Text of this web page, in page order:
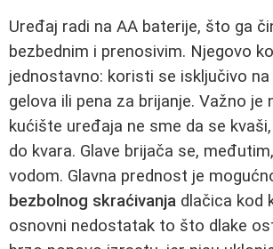
Uređaj radi na AA baterije, što ga
bezbednim i prenosivim. Njegovo
jednostavno: koristi se isključivo
gelova ili pena za brijanje. Važno je
kućište uređaja ne sme da se
do kvara. Glave brijača se,
vodom. Glavna prednost je
bezbolnog skraćivanja dlačica kod
osnovni nedostatak to što dlake